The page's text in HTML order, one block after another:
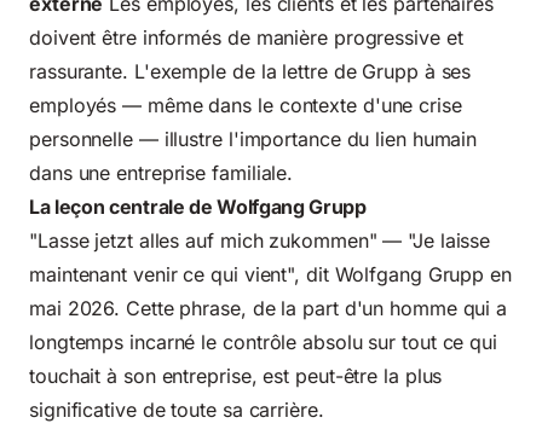
doivent être informés de manière progressive et
rassurante. L'exemple de la lettre de Grupp à ses
employés — même dans le contexte d'une crise
personnelle — illustre l'importance du lien humain
dans une entreprise familiale.
La leçon centrale de Wolfgang Grupp
"Lasse jetzt alles auf mich zukommen" — "Je laisse
maintenant venir ce qui vient", dit Wolfgang Grupp en
mai 2026. Cette phrase, de la part d'un homme qui a
longtemps incarné le contrôle absolu sur tout ce qui
touchait à son entreprise, est peut-être la plus
significative de toute sa carrière.